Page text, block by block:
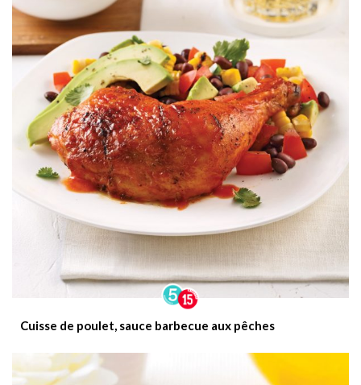
Cuisse de poulet, sauce barbecue aux pêches